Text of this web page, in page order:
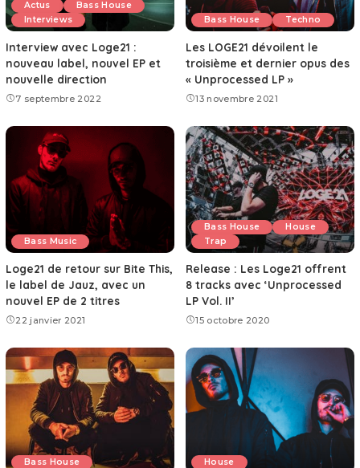
Actus
Bass House
Interviews
Interview avec Loge21 :
nouveau label, nouvel EP et
nouvelle direction
7 septembre 2022
Bass House Techno
Les LOGE21 dévoilent le
troisième et dernier opus des
« Unprocessed LP »
13 novembre 2021
Bass Music
Loge21 de retour sur Bite This,
le label de Jauz, avec un
nouvel EP de 2 titres
22 janvier 2021
Bass House
House
Trap
Release : Les Loge21 offrent
8 tracks avec ‘Unprocessed
LP Vol. II’
15 octobre 2020
Bass House House